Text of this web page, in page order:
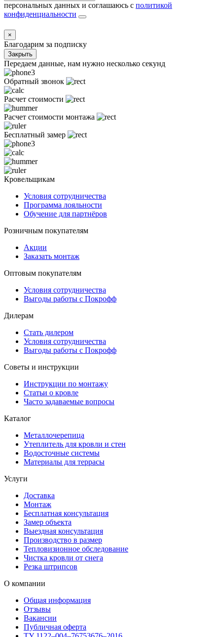
персональных данных и соглашаюсь с политикой
конфиденциальности
×
Благодарим за подписку
Закрыть
Передаем данные, нам нужно несколько секунд
Обратный звонок
Расчет стоимости
Расчет стоимости монтажа
Бесплатный замер
Кровельщикам
Условия сотрудничества
Программа лояльности
Обучение для партнёров
Розничным покупателям
Акции
Заказать монтаж
Оптовым покупателям
Условия сотрудничества
Выгоды работы с Покрофф
Дилерам
Стать дилером
Условия сотрудничества
Выгоды работы с Покрофф
Советы и инструкции
Инструкции по монтажу
Статьи о кровле
Часто задаваемые вопросы
Каталог
Металлочерепица
Утеплитель для кровли и стен
Водосточные системы
Материалы для террасы
Услуги
Доставка
Монтаж
Бесплатная консультация
Замер объекта
Выездная консультация
Производство в размер
Тепловизионное обследование
Чистка кровли от снега
Резка штрипсов
О компании
Общая информация
Отзывы
Вакансии
Публичная оферта